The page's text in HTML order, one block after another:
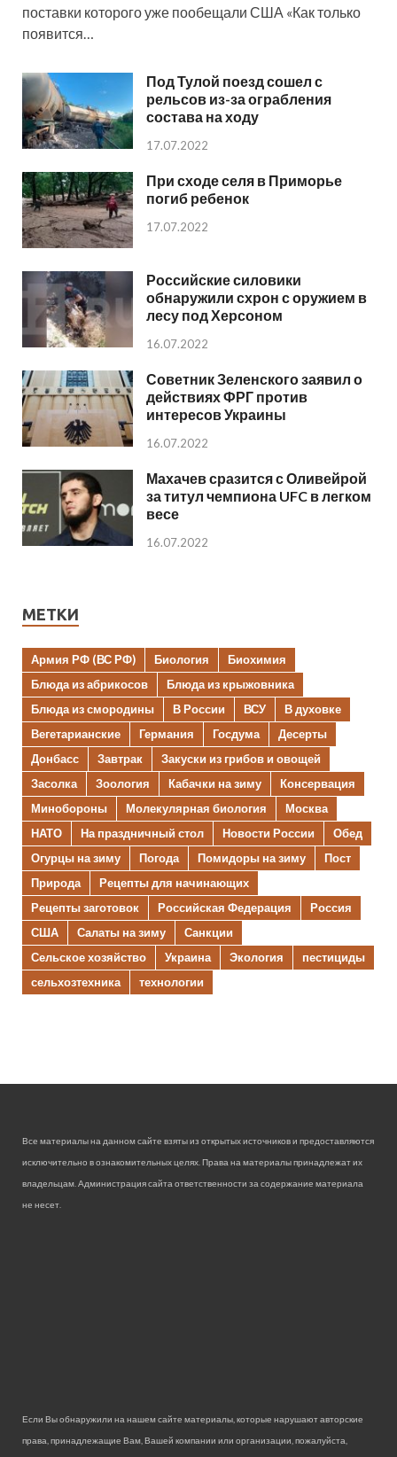
поставки которого уже пообещали США «Как только
появится…
Под Тулой поезд сошел с
рельсов из-за ограбления
состава на ходу
17.07.2022
При сходе селя в Приморье
погиб ребенок
17.07.2022
Российские силовики
обнаружили схрон с оружием в
лесу под Херсоном
16.07.2022
Советник Зеленского заявил о
действиях ФРГ против
интересов Украины
16.07.2022
Махачев сразится с Оливейрой
за титул чемпиона UFC в легком
весе
16.07.2022
МЕТКИ
Армия РФ (ВС РФ) Биология
Биохимия
Блюда из абрикосов
Блюда из крыжовника
Блюда из смородины
В России ВСУ
В духовке
Вегетарианские
Германия Госдума
Десерты
Донбасс
Завтрак
Закуски из грибов и овощей
Засолка
Зоология Кабачки на зиму
Консервация
Минобороны
Молекулярная биология
Москва
НАТО
На праздничный стол Новости России
Обед
Огурцы на зиму
Погода Помидоры на зиму
Пост
Природа
Рецепты для начинающих
Рецепты заготовок
Российская Федерация
Россия
США
Салаты на зиму
Санкции
Сельское хозяйство
Украина Экология
пестициды
сельхозтехника
технологии
Все материалы на данном сайте взяты из открытых источников и предоставляются
исключительно в ознакомительных целях. Права на материалы принадлежат их
владельцам. Администрация сайта ответственности за содержание материала
не несет.
Если Вы обнаружили на нашем сайте материалы, которые нарушают авторские
права, принадлежащие Вам, Вашей компании или организации, пожалуйста,